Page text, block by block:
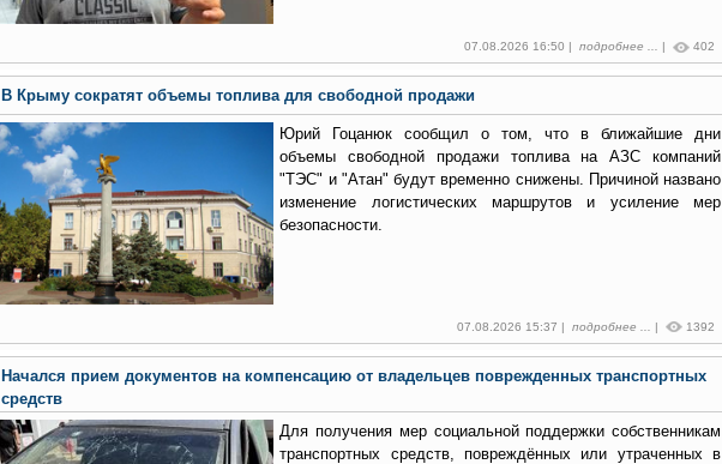
07.08.2026 16:50 | подробнее ... | 402
В Крыму сократят объемы топлива для свободной продажи
Юрий Гоцанюк сообщил о том, что в ближайшие дни
объемы свободной продажи топлива на АЗС компаний
"ТЭС" и "Атан" будут временно снижены. Причиной названо
изменение логистических маршрутов и усиление мер
безопасности.
07.08.2026 15:37 | подробнее ... | 1392
Начался прием документов на компенсацию от владельцев поврежденных транспортных
средств
Для получения мер социальной поддержки собственникам
транспортных средств, повреждённых или утраченных в